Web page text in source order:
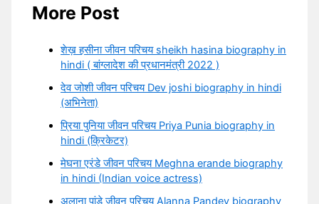
More Post
शेख़ हसीना जीवन परिचय sheikh hasina biography in
hindi ( बांग्लादेश की प्रधानमंत्री 2022 )
देव जोशी जीवन परिचय Dev joshi biography in hindi
(अभिनेता)
प्रिया पुनिया जीवन परिचय Priya Punia biography in
hindi (क्रिकेटर)
मेघना एरंडे जीवन परिचय Meghna erande biography
in hindi (Indian voice actress)
अलाना पांडे जीवन परिचय Alanna Pandey biography